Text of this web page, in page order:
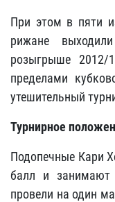
При этом в пяти
рижане
розыгрыше 2012/
пределами
утешительный
Турнирное
Подопечные Кари
балл и занимают
провели на один